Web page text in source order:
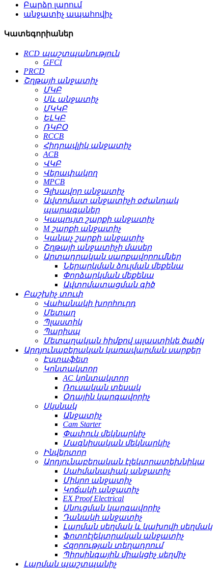
Բարձր լարում
անջատիչ ապահովիչ
Կատեգորիաներ
RCD պաշտպանություն
GFCI
PRCD
Շղթայի անջատիչ
ՄԿԲ
Սև անջատիչ
ՄԿԿԲ
ԵԼԿԲ
ՌԿԲՕ
RCCB
Հիդրավլիկ անջատիչ
ACB
ՎԿԲ
Վերափակող
MPCB
Գլխավոր անջատիչ
Ավտոմատ անջատիչի օժանդակ
պարագաներ
Կապույտ շարքի անջատիչ
M շարքի անջատիչ
Կանաչ շարքի անջատիչ
Շղթայի անջատիչի մասեր
Արտադրական սարքավորումներ
Ներարկման ձուլման մեքենա
Փորձարկման մեքենա
Ավտոմատացման գիծ
Բաշխիչ տուփ
Վահանակի խորհուրդ
Մետաղ
Պլաստիկ
Պարիսպ
Մետաղական հիմքով պլաստիկե ծածկ
Արդյունաբերական կառավարման սարքեր
Էստաֆետ
Կոնտակտոր
AC կոնտակտոր
Ռուսական տեսակ
Օդային կարգավորիչ
Սկսնակ
Անջատիչ
Cam Starter
Փափուկ մեկնարկիչ
Մագնիսական մեկնարկիչ
Ինվերտոր
Արդյունաբերական էլեկտրատեխնիկա
Սահմանափակ անջատիչ
Միկրո անջատիչ
Կոճակի անջատիչ
EX Proof Electrical
Սնուցման կարգավորիչ
Դանակի անջատիչ
Լարման սեղմակ և կախովի սեղմակ
Ֆոտոէլեկտրական անջատիչ
Հզորության տեղադրում
Պիրսինգային միակցիչ սեղմիչ
Լարման պաշտպանիչ